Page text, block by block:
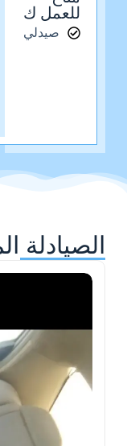
للعمل ك
صيدلي
الصيادلة